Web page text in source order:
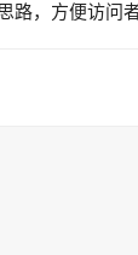
，方便访问